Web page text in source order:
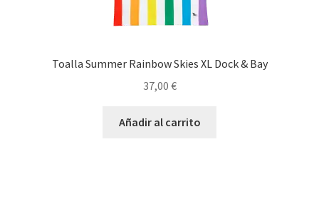
Toalla Summer Rainbow Skies XL Dock & Bay
37,00 €
Añadir al carrito